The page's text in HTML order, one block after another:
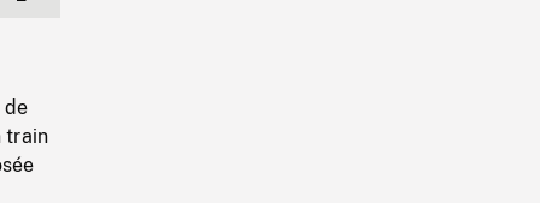
de
train